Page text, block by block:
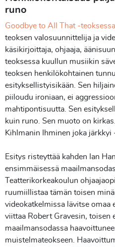
runo
Goodbye to All That -teoksessa
teoksen valosuunnittelija ja
käsikirjoittaja, ohjaaja,
teoksessa kuullun musiikin
teoksen henkilökohtainen
esityksellistyisikään. Sen
piiloudu ironiaan, ei
mahtipontisuutta. Sen
kuin runo. Sen muoto on
Kihlmanin Ihminen joka järkkyi
Esitys risteyttää kahden Ian
ensimmäisessä
Teatterikorkeakoulun
ruumiillistaa tämän toisen
videokatkelmissa lävitse omaa
viittaa Robert Gravesin, toisen
maailmansodassa
muistelmateokseen.